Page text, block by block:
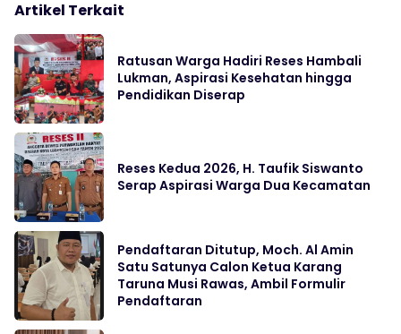
Artikel Terkait
Ratusan Warga Hadiri Reses Hambali
Lukman, Aspirasi Kesehatan hingga
Pendidikan Diserap
Reses Kedua 2026, H. Taufik Siswanto
Serap Aspirasi Warga Dua Kecamatan
Pendaftaran Ditutup, Moch. Al Amin
Satu Satunya Calon Ketua Karang
Taruna Musi Rawas, Ambil Formulir
Pendaftaran